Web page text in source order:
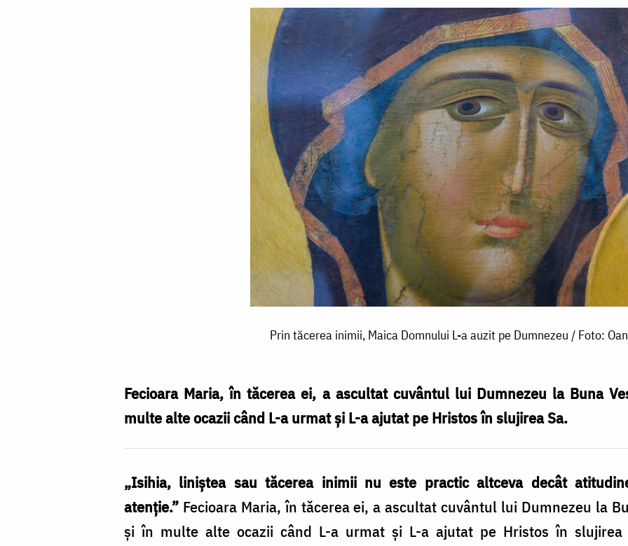
Prin tăcerea inimii, Maica Domnului L-a auzit pe Dumnezeu / Foto:
Fecioara Maria, în tăcerea ei, a ascultat cuvântul lui Dumnezeu la Buna
multe alte ocazii când L-a urmat și L-a ajutat pe Hristos în slujirea Sa.
„Isihia, liniștea sau tăcerea inimii nu este practic altceva decât
atenție.” Fecioara Maria, în tăcerea ei, a ascultat cuvântul lui Dumnezeu la
și în multe alte ocazii când L-a urmat și L-a ajutat pe Hristos în